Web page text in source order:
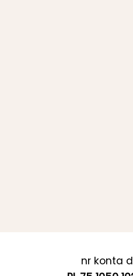
nr konta